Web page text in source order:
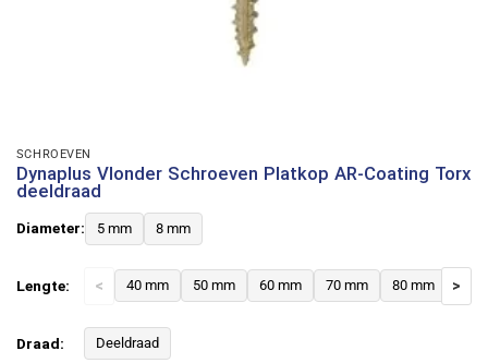
SCHROEVEN
Dynaplus Vlonder Schroeven Platkop AR-Coating Torx
deeldraad
Diameter: 5 mm 8 mm
Lengte: < 40 mm 50 mm 60 mm 70 mm 80 mm >
Draad: Deeldraad